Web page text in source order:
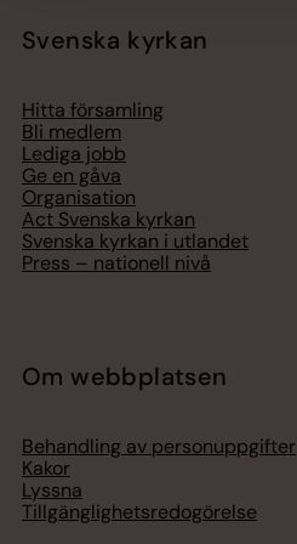
Svenska kyrkan
Hitta församling
Bli medlem
Lediga jobb
Ge en gåva
Organisation
Act Svenska kyrkan
Svenska kyrkan i utlandet
Press – nationell nivå
Om webbplatsen
Behandling av personuppgifter
Kakor
Lyssna
Tillgänglighetsredogörelse